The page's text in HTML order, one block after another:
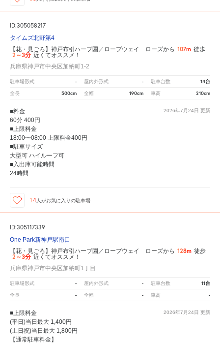
ID:305058217
タイムズ北野第4
【花・見ごろ】神戸布引ハーブ園／ロープウェイ ローズから 107m 徒歩
2～3分 近くてオススメ！
兵庫県神戸市中央区加納町1-2
駐車場形式 - 屋内外形式 - 駐車台数 14台
全長 500cm 全幅 190cm 車高 210cm
2026年7月24日 更新
■料金
60分 400円
■上限料金
18:00〜08:00 上限料金400円
■駐車サイズ
大型可 ハイルーフ可
■入出庫可能時間
24時間
14人がお気に入りの駐車場
ID:305117339
One Park新神戸駅南口
【花・見ごろ】神戸布引ハーブ園／ロープウェイ ローズから 128m 徒歩
2～3分 近くてオススメ！
兵庫県神戸市中央区加納町1丁目
駐車場形式 - 屋内外形式 - 駐車台数 11台
全長 - 全幅 - 車高 -
2026年7月24日 更新
■上限料金
(平日)当日最大 1,400円
(土日祝)当日最大 1,800円
【通常駐車料金】